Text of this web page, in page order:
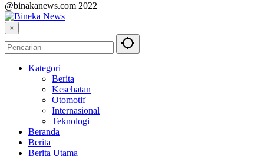
@binakanews.com 2022
×
Kategori
Berita
Kesehatan
Otomotif
Internasional
Teknologi
Beranda
Berita
Berita Utama